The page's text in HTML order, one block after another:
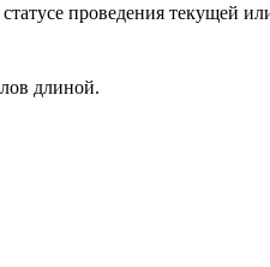
проведения текущей
длиной.